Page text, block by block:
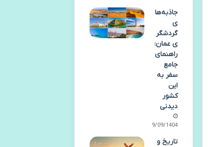
جاذبه‌ها
ی
گردشگر
ی عمان:
راهنمای
جامع
سفر به
این
کشور
دیدنی
29/09/1404
تاریخ و